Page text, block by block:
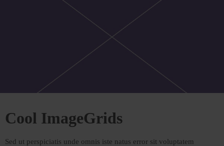
Cool ImageGrids
Sed ut perspiciatis unde omnis iste natus error sit voluptatem